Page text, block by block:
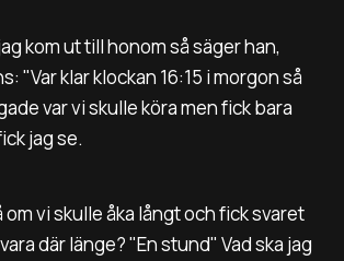
kom ut till honom så säger han,
"Var klar klockan 16:15 i morgon så
var vi skulle köra men fick bara
jag se.
om vi skulle åka långt och fick svaret
där länge?"En stund" Vad ska jag